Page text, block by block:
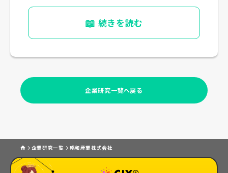
📖 続きを読む
企業研究一覧へ戻る
企業研究一覧 昭和産業株式会社